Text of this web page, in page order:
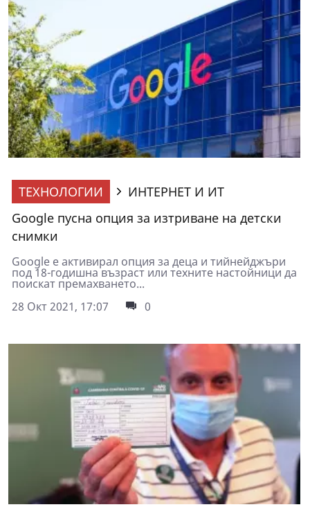
ТЕХНОЛОГИИ
ИНТЕРНЕТ И ИТ
Google пусна опция за изтриване на детски
снимки
Google е активирал опция за деца и тийнейджъри
под 18-годишна възраст или техните настойници да
поискат премахването...
28 Окт 2021, 17:07
0